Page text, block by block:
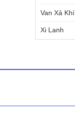
Van Xả Khí
Xi Lanh